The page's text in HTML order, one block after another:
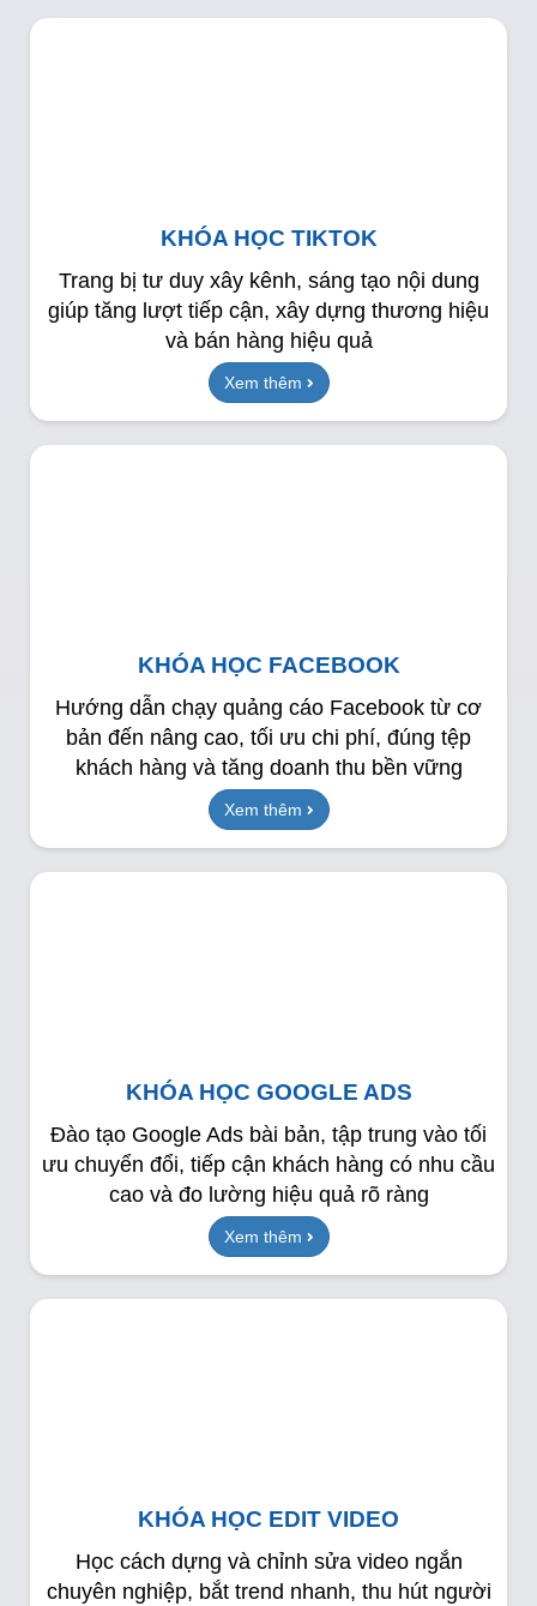
KHÓA HỌC TIKTOK
Trang bị tư duy xây kênh, sáng tạo nội dung
giúp tăng lượt tiếp cận, xây dựng thương hiệu
và bán hàng hiệu quả
Xem thêm
KHÓA HỌC FACEBOOK
Hướng dẫn chạy quảng cáo Facebook từ cơ
bản đến nâng cao, tối ưu chi phí, đúng tệp
khách hàng và tăng doanh thu bền vững
Xem thêm
KHÓA HỌC GOOGLE ADS
Đào tạo Google Ads bài bản, tập trung vào tối
ưu chuyển đổi, tiếp cận khách hàng có nhu cầu
cao và đo lường hiệu quả rõ ràng
Xem thêm
KHÓA HỌC EDIT VIDEO
Học cách dựng và chỉnh sửa video ngắn
chuyên nghiệp, bắt trend nhanh, thu hút người